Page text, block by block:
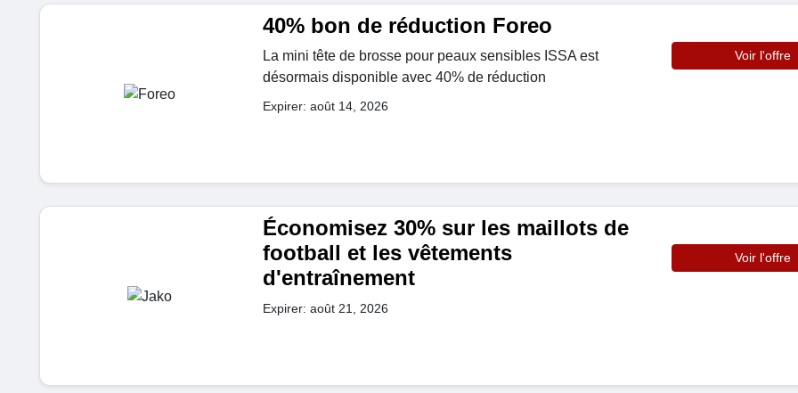
40% bon de réduction Foreo
La mini tête de brosse pour peaux sensibles ISSA est
désormais disponible avec 40% de réduction
Expirer: août 14, 2026
Voir l'offre
Économisez 30% sur les maillots de
football et les vêtements
d'entraînement
Expirer: août 21, 2026
Voir l'offre